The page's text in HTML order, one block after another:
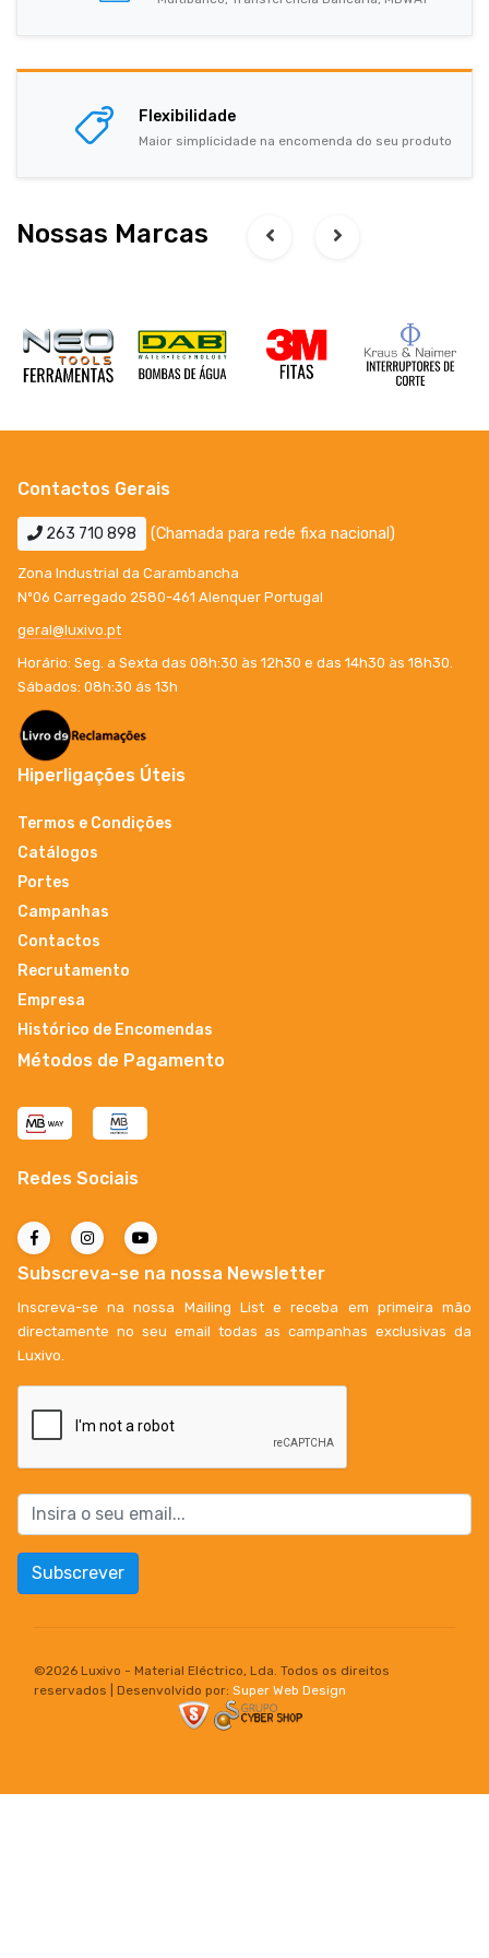
Flexibilidade
Maior simplicidade na encomenda do seu produto
Nossas Marcas
Contactos Gerais
263 710 898 (Chamada para rede fixa nacional)
Zona Industrial da Carambancha
Nº06 Carregado 2580-461 Alenquer Portugal
geral@luxivo.pt
Horário: Seg. a Sexta das 08h:30 às 12h30 e das 14h30 às 18h30.
Sábados: 08h:30 ás 13h
Hiperligações Úteis
Termos e Condições
Catálogos
Portes
Campanhas
Contactos
Recrutamento
Empresa
Histórico de Encomendas
Métodos de Pagamento
Redes Sociais
Subscreva-se na nossa Newsletter
Inscreva-se na nossa Mailing List e receba em primeira mão
directamente no seu email todas as campanhas exclusivas da
Luxivo.
Subscrever
©2026 Luxivo - Material Eléctrico, Lda. Todos os direitos
reservados | Desenvolvido por: Super Web Design